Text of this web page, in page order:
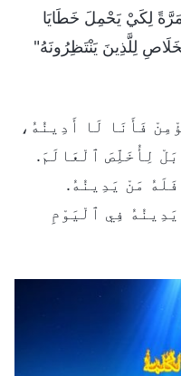
لِكَيْ يَحْمِلَ خَطَايَا
لِلَّذِينَ يَنْتَظِرُونَهُ"
فَأَنَا لَا أَدِينُهُ،
لِأُخَلِّصَ ٱلْعَالَمَ.
مَنْ يَدِينُهُ.
فِي ٱلْيَوْمِ